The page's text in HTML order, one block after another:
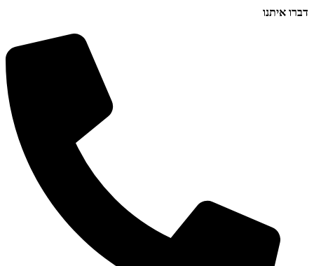
דברו איתנו